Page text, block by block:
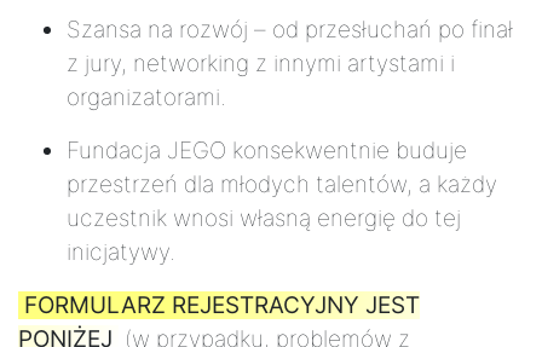
Szansa na rozwój – od przesłuchań po finał
z jury, networking z innymi artystami i
organizatorami.
Fundacja JEGO konsekwentnie buduje
przestrzeń dla młodych talentów, a każdy
uczestnik wnosi własną energię do tej
inicjatywy.
FORMULARZ REJESTRACYJNY JEST
PONIŻEJ (w przypadku, problemów z